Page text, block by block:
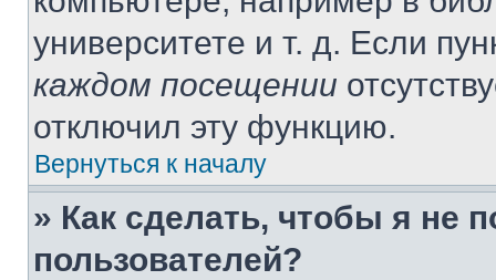
университете и т. д. Если
каждом посещении
отключил эту функцию.
Вернуться к началу
» Как сделать, чтобы я не
пользователей?